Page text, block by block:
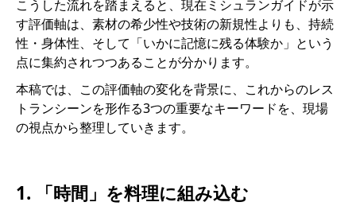
こうした流れを踏まえると、現在ミシュランガイドが示
す評価軸は、素材の希少性や技術の新規性よりも、持続
性・身体性、そして「いかに記憶に残る体験か」という
点に集約されつつあることが分かります。
本稿では、この評価軸の変化を背景に、これからのレス
トランシーンを形作る3つの重要なキーワードを、現場
の視点から整理していきます。
1. 「時間」を料理に組み込む